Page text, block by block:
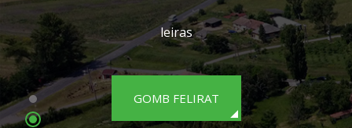
leiras
GOMB FELIRAT